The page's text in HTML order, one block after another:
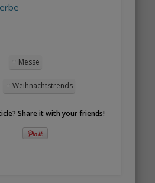
Messe
Weihnachtstrends
Share it with your friends!